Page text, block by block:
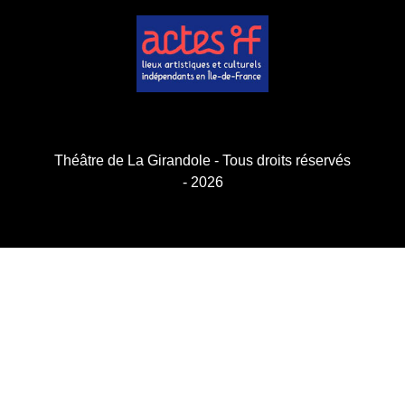
Théâtre de La Girandole - Tous droits réservés
- 2026